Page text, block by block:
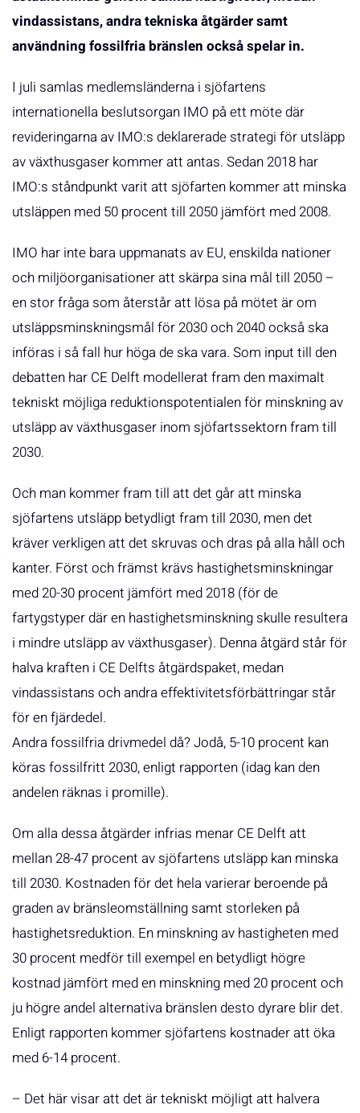
vindassistans, andra tekniska åtgärder samt
användning fossilfria bränslen också spelar in.
I juli samlas medlemsländerna i sjöfartens
internationella beslutsorgan IMO på ett möte där
revideringarna av IMO:s deklarerade strategi för utsläpp
av växthusgaser kommer att antas. Sedan 2018 har
IMO:s ståndpunkt varit att sjöfarten kommer att minska
utsläppen med 50 procent till 2050 jämfört med 2008.
IMO har inte bara uppmanats av EU, enskilda nationer
och miljöorganisationer att skärpa sina mål till 2050 –
en stor fråga som återstår att lösa på mötet är om
utsläppsminskningsmål för 2030 och 2040 också ska
införas i så fall hur höga de ska vara. Som input till den
debatten har CE Delft modellerat fram den maximalt
tekniskt möjliga reduktionspotentialen för minskning av
utsläpp av växthusgaser inom sjöfartssektorn fram till
2030.
Och man kommer fram till att det går att minska
sjöfartens utsläpp betydligt fram till 2030, men det
kräver verkligen att det skruvas och dras på alla håll och
kanter. Först och främst krävs hastighetsminskningar
med 20-30 procent jämfört med 2018 (för de
fartygstyper där en hastighetsminskning skulle resultera
i mindre utsläpp av växthusgaser). Denna åtgärd står för
halva kraften i CE Delfts åtgärdspaket, medan
vindassistans och andra effektivitetsförbättringar står
för en fjärdedel.
Andra fossilfria drivmedel då? Jodå, 5-10 procent kan
köras fossilfritt 2030, enligt rapporten (idag kan den
andelen räknas i promille).
Om alla dessa åtgärder infrias menar CE Delft att
mellan 28-47 procent av sjöfartens utsläpp kan minska
till 2030. Kostnaden för det hela varierar beroende på
graden av bränsleomställning samt storleken på
hastighetsreduktion. En minskning av hastigheten med
30 procent medför till exempel en betydligt högre
kostnad jämfört med en minskning med 20 procent och
ju högre andel alternativa bränslen desto dyrare blir det.
Enligt rapporten kommer sjöfartens kostnader att öka
med 6-14 procent.
– Det här visar att det är tekniskt möjligt att halvera